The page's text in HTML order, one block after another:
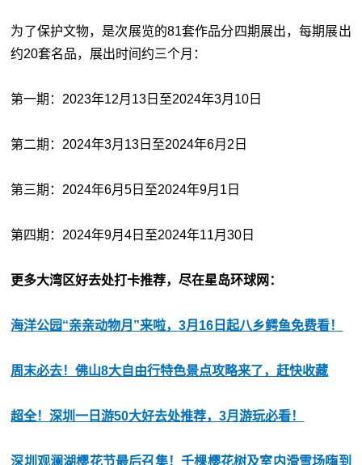
为了保护文物，是次展览的81套作品分四期展出，每期展出
约20套名品，展出时间约三个月：
第一期：2023年12月13日至2024年3月10日
第二期：2024年3月13日至2024年6月2日
第三期：2024年6月5日至2024年9月1日
第四期：2024年9月4日至2024年11月30日
更多大湾区好去处打卡推荐，尽在星岛环球网：
海洋公园“亲亲动物月”来啦，3月16日起八乡鳄鱼免费看！
周末必去！佛山8大自由行特色景点攻略来了，赶快收藏
超全！深圳一日游50大好去处推荐，3月游玩必看！
深圳观澜湖樱花节最后召集！千棵樱花树及室内滑雪场嗨到